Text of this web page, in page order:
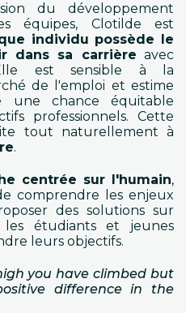
du développement
équipes, Clotilde est
individu possède le
dans sa carrière avec
est sensible à la
de l'emploi et estime
une chance équitable
professionnels. Cette
tout naturellement à
.
centrée sur l'humain,
comprendre les enjeux
des solutions sur
étudiants et jeunes
leurs objectifs.
you have climbed but
difference in the